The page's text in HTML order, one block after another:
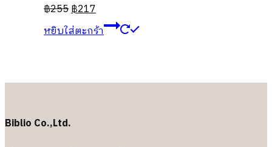
฿255฿217
หยิบใส่ตะกร้า
Biblio Co.,Ltd.